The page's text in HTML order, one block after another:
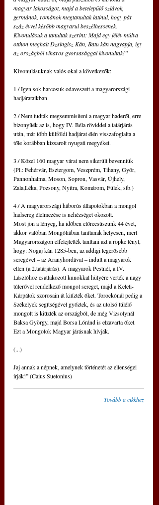
magyar lakosságot, majd a betelepülő szlávok,
germánok, románok megtanultak latinul, hogy pár
száz évvel később magyarul beszélhessenek.
Kivonulásuk a tanultak szerint: Majd egy félév múlva
otthon meghalt Dzsingisz Kán, Batu kán nagyapja, így
az országból viharos gyorsasággal kivonultak!”
Kivonulásuknak valós okai a következők:
1./ Igen sok harcosuk odaveszett a magyarországi
hadjárataikban.
2./ Nem tudták megsemmisíteni a magyar haderőt, erre
bizonyíték az is, hogy IV. Béla röviddel a tatárjárás
után, már több külföldi hadjárat élén visszafoglalta a
tőle korábban kizsarolt nyugati megyéket.
3./ Közel 160 magyar várat nem sikerült bevenniük
(Pl.: Fehérvár, Esztergom, Veszprém, Tihany, Győr,
Pannonhalma, Moson, Sopron, Vasvár, Újhely,
Zala,Léka, Pozsony, Nyitra, Komárom, Fülek, stb.)
4./ A magyarországi háborús állapotokban a mongol
hadsereg élelmezése is nehézséget okozott.
Most jön a lényeg, ha időben előrecsúszunk 44 évet,
akkor valóban Mongóliában tanítanak helyesen, mert
Magyarországon elfelejtették tanítani azt a röpke tényt,
hogy: Nogaj kán 1285-ben, az addigi legerősebb
seregével – az Aranyhordával – indult a magyarok
ellen (a 2.tatárjárás). A magyarok Pestnél, a IV.
Lászlóhoz csatlakozott kunokkal hülyére verték a nagy
túlerővel rendelkező mongol sereget, majd a Keleti-
Kárpátok szorosain át kiűzték őket. Torockónál pedig a
Székelyek segítségével győztek, és az utolsó túlélő
mongolt is kiűzték az országból, de még Vizsolynál
Baksa György, majd Borsa Lóránd is elzavarta őket.
Ezt a Mongolok Magyar járásnak hívják.
(...)
Jaj annak a népnek, amelynek történetét az ellenségei
írják!” (Caius Suetonius)
Tovább a cikkhez